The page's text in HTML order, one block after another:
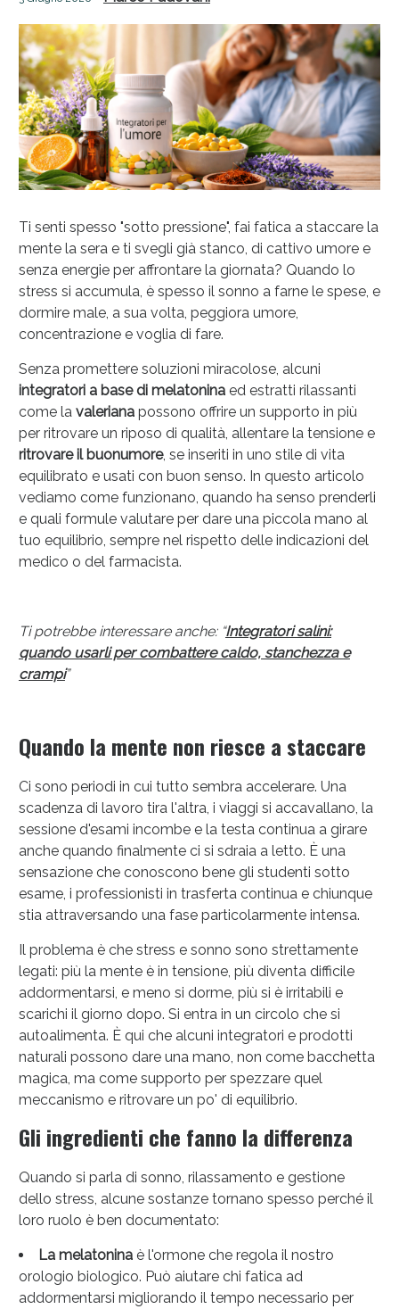
Ti senti spesso "sotto pressione", fai fatica a staccare la
mente la sera e ti svegli già stanco, di cattivo umore e
senza energie per affrontare la giornata? Quando lo
stress si accumula, è spesso il sonno a farne le spese, e
dormire male, a sua volta, peggiora umore,
concentrazione e voglia di fare.
Senza promettere soluzioni miracolose, alcuni
integratori a base di melatoninaed estratti rilassanti
come la valerianapossono offrire un supporto in più
per ritrovare un riposo di qualità, allentare la tensione e
ritrovare il buonumore, se inseriti in uno stile di vita
equilibrato e usati con buon senso. In questo articolo
vediamo come funzionano, quando ha senso prenderli
e quali formule valutare per dare una piccola mano al
tuo equilibrio, sempre nel rispetto delle indicazioni del
medico o del farmacista.
Ti potrebbe interessare anche: “Integratori salini:
quando usarli per combattere caldo, stanchezza e
crampi”
Quando la mente non riesce a staccare
Ci sono periodi in cui tutto sembra accelerare. Una
scadenza di lavoro tira l'altra, i viaggi si accavallano, la
sessione d'esami incombe e la testa continua a girare
anche quando finalmente ci si sdraia a letto. È una
sensazione che conoscono bene gli studenti sotto
esame, i professionisti in trasferta continua e chiunque
stia attraversando una fase particolarmente intensa.
Il problema è che stress e sonno sono strettamente
legati: più la mente è in tensione, più diventa difficile
addormentarsi, e meno si dorme, più si è irritabili e
scarichi il giorno dopo. Si entra in un circolo che si
autoalimenta. È qui che alcuni integratori e prodotti
naturali possono dare una mano, non come bacchetta
magica, ma come supporto per spezzare quel
meccanismo e ritrovare un po' di equilibrio.
Gli ingredienti che fanno la differenza
Quando si parla di sonno, rilassamento e gestione
dello stress, alcune sostanze tornano spesso perché il
loro ruolo è ben documentato:
La melatoninaè l'ormone che regola il nostro
orologio biologico. Può aiutare chi fatica ad
addormentarsi migliorando il tempo necessario per
Anticellulite e Fanghi: Sconto fino al 40% valido
oggi!
Anticellulite e Fanghi: Sconto fino al 40% valido
Sconto fino al 55% disponibile oggi!
Vie Urinarie e Prostata: Sconti fino al 45% oggi!